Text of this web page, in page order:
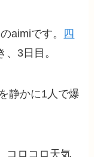
aimiです。
四
、3日目。
静かに1人で爆
コロコロ天気